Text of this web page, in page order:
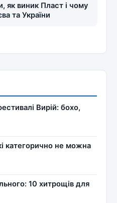
як виник Пласт і чому
та України
Вирій: бохо,
категорично не можна
10 хитрощів для